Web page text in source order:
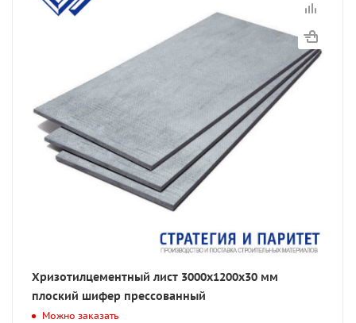
Хризотилцементный лист 3000х1200х30 мм
плоский шифер прессованный
Можно заказать